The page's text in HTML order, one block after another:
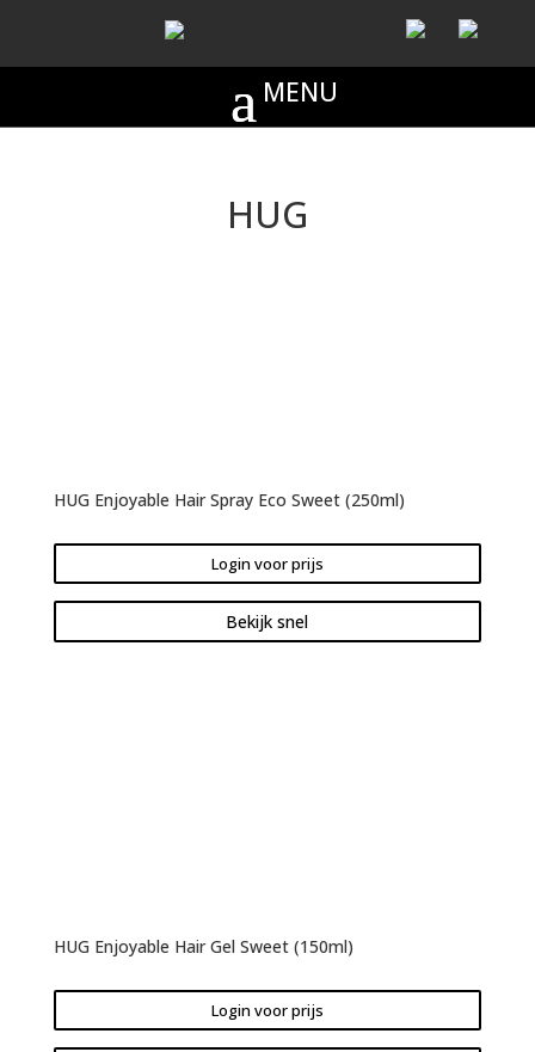
HUG
HUG Enjoyable Hair Spray Eco Sweet (250ml)
Login voor prijs
Bekijk snel
HUG Enjoyable Hair Gel Sweet (150ml)
Login voor prijs